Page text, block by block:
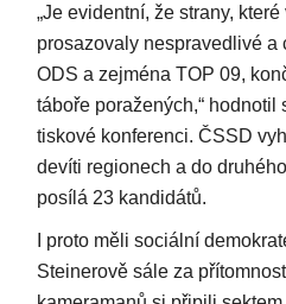
„Je evidentní, že strany,
prosazovaly nespravedlivé a
ODS a zejména TOP 09,
táboře poražených,“
tiskové konferenci. ČSSD
devíti regionech a do
posílá 23 kandidátů.
I proto měli sociální
Steinerově sále za